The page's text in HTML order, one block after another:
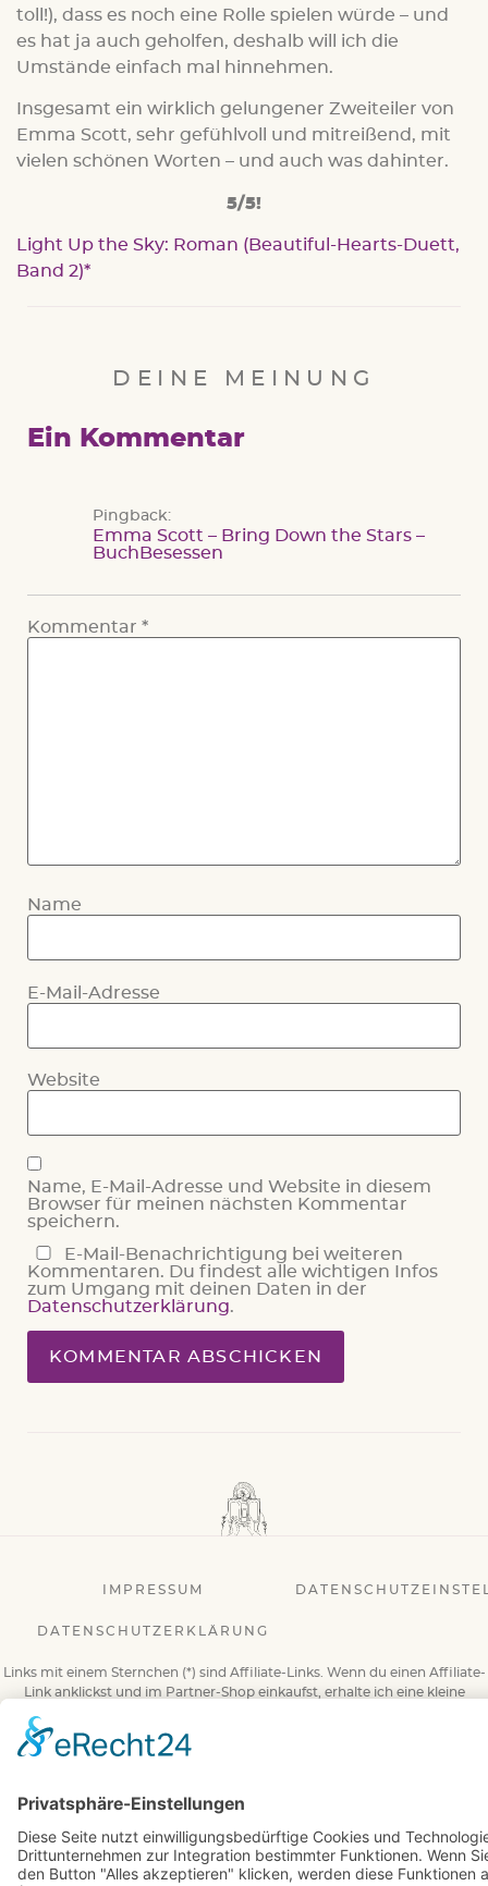
toll!), dass es noch eine Rolle spielen würde – und
es hat ja auch geholfen, deshalb will ich die
Umstände einfach mal hinnehmen.
Insgesamt ein wirklich gelungener Zweiteiler von
Emma Scott, sehr gefühlvoll und mitreißend, mit
vielen schönen Worten – und auch was dahinter.
5/5!
Light Up the Sky: Roman (Beautiful-Hearts-Duett,
Band 2)
DEINE MEINUNG
Ein Kommentar
Pingback:
Emma Scott – Bring Down the Stars –
BuchBesessen
Kommentar *
Name
E-Mail-Adresse
Website
Name, E-Mail-Adresse und Website in diesem
Browser für meinen nächsten Kommentar
speichern.
E-Mail-Benachrichtigung bei weiteren
Kommentaren. Du findest alle wichtigen Infos
zum Umgang mit deinen Daten in der
Datenschutzerklärung.
IMPRESSUM
DATENSCHUTZERKLÄRUNG
Links mit einem Sternchen (*) sind Affiliate-Links. Wenn du einen Affiliate-
Link anklickst und im Partner-Shop einkaufst, erhalte ich eine kleine